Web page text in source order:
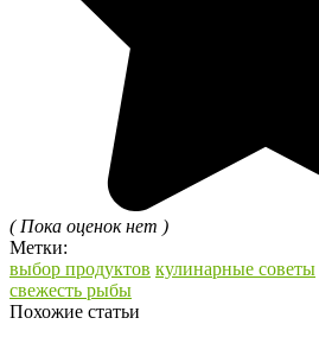
( Пока оценок нет )
Метки:
выбор продуктов кулинарные советы
свежесть рыбы
Похожие статьи